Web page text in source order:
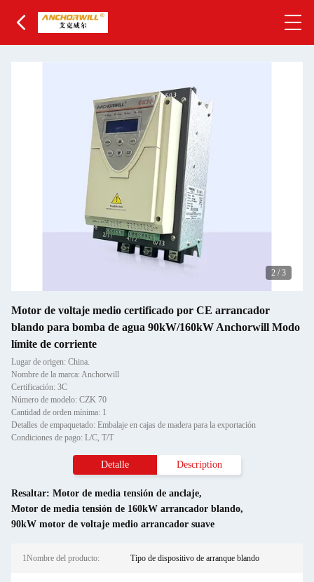
2 / 3
Motor de voltaje medio certificado por CE arrancador
blando para bomba de agua 90kW/160kW Anchorwill Modo
límite de corriente
Lugar de origen: China.
Nombre de la marca: Anchorwill
Certificación: 3C
Número de modelo: CZK 70
Cantidad de orden mínima: 1
Detalles de empaquetado: Embalaje en cajas de madera para la exportación
Condiciones de pago: L/C, T/T
Detalle Description
Resaltar: Motor de media tensión de anclaje,
Motor de media tensión de 160kW arrancador blando,
90kW motor de voltaje medio arrancador suave
1Nombre del producto: Tipo de dispositivo de arranque blando